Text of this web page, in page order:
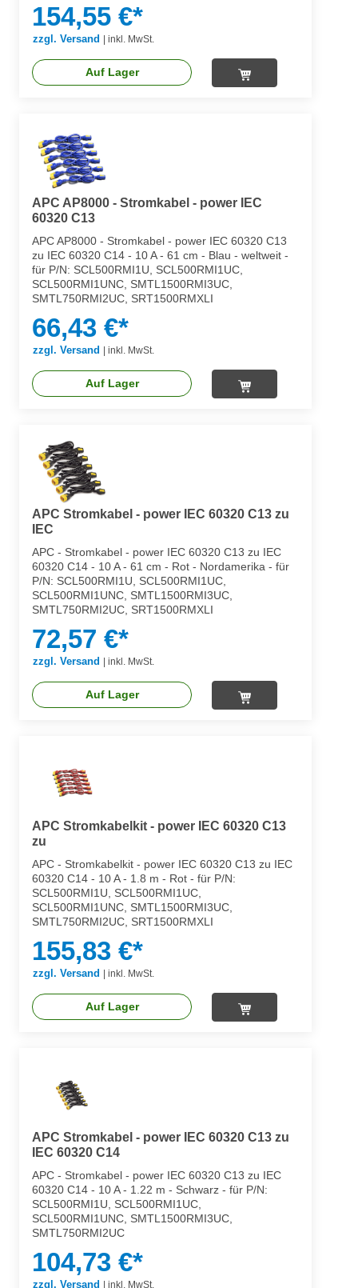
154,55 €*
zzgl. Versand | inkl. MwSt.
Auf Lager
APC AP8000 - Stromkabel - power IEC
60320 C13
APC AP8000 - Stromkabel - power IEC 60320 C13
zu IEC 60320 C14 - 10 A - 61 cm - Blau - weltweit -
für P/N: SCL500RMI1U, SCL500RMI1UC,
SCL500RMI1UNC, SMTL1500RMI3UC,
SMTL750RMI2UC, SRT1500RMXLI
66,43 €*
zzgl. Versand inkl. MwSt.
Auf Lager
APC Stromkabel - power IEC 60320 C13 zu
IEC
APC - Stromkabel - power IEC 60320 C13 zu IEC
60320 C14 - 10 A - 61 cm - Rot - Nordamerika - für
P/N: SCL500RMI1U, SCL500RMI1UC,
SCL500RMI1UNC, SMTL1500RMI3UC,
SMTL750RMI2UC, SRT1500RMXLI
72,57 €*
zzgl. Versand inkl. MwSt.
Auf Lager
APC Stromkabelkit - power IEC 60320 C13
zu
APC - Stromkabelkit - power IEC 60320 C13 zu IEC
60320 C14 - 10 A - 1.8 m - Rot - für P/N:
SCL500RMI1U, SCL500RMI1UC,
SCL500RMI1UNC, SMTL1500RMI3UC,
SMTL750RMI2UC, SRT1500RMXLI
155,83 €*
zzgl. Versand inkl. MwSt.
Auf Lager
APC Stromkabel - power IEC 60320 C13 zu
IEC 60320 C14
APC - Stromkabel - power IEC 60320 C13 zu IEC
60320 C14 - 10 A - 1.22 m - Schwarz - für P/N:
SCL500RMI1U, SCL500RMI1UC,
SCL500RMI1UNC, SMTL1500RMI3UC,
SMTL750RMI2UC
104,73 €*
zzgl. Versand inkl. MwSt.